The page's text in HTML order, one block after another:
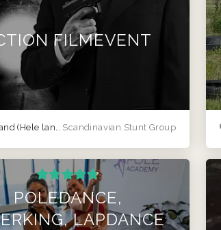
FILMEVENT
Scandinavian Stunt Group
(Hele landet)
POLEDANCE,
LAPDANCE